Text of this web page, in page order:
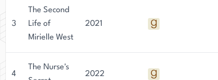
Skenandore est une personne accomplie et bien
arrondie qui continue à apporter des
contributions importantes au monde littéraire.
3
The Second
Life of
Mirielle West
2021
4
The Nurse's
2022